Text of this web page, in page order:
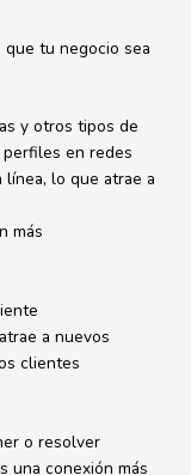
tu negocio sea
y otros tipos de
en redes
línea, lo que atrae a
más
a nuevos
clientes
o resolver
una conexión más